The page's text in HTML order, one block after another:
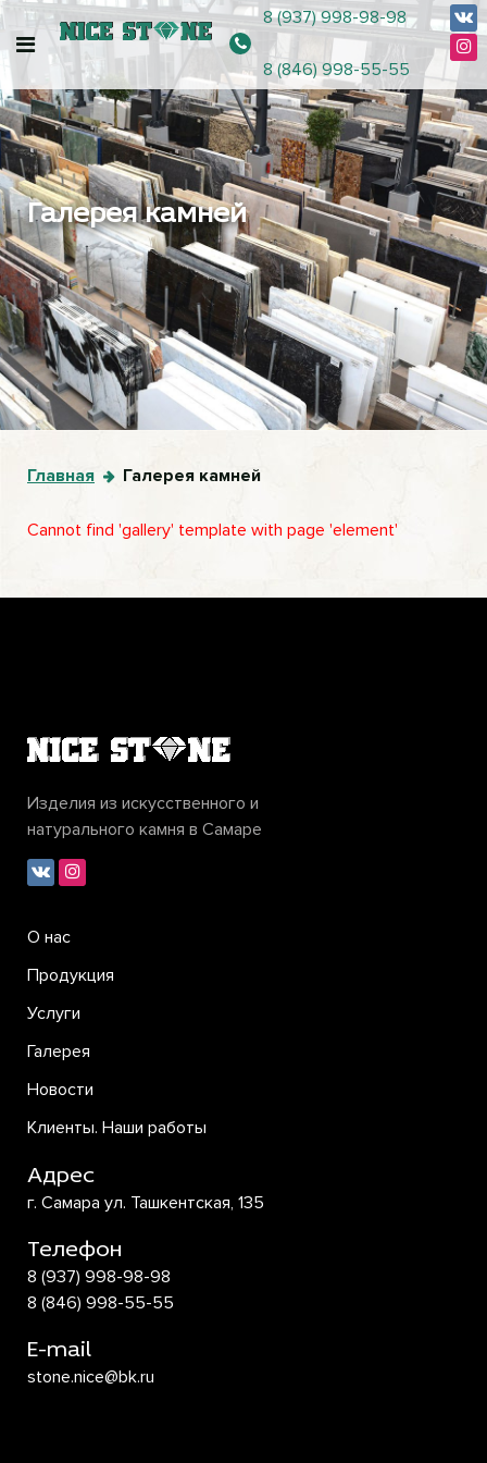
8 (937) 998-98-98
8 (846) 998-55-55
Галерея камней
Главная Галерея камней
Cannot find 'gallery' template with page 'element'
Изделия из искусственного и
натурального камня в Самаре
О нас
Продукция
Услуги
Галерея
Новости
Клиенты. Наши работы
Адрес
г. Самара ул. Ташкентская, 135
Телефон
8 (937) 998-98-98
8 (846) 998-55-55
E-mail
stone.nice@bk.ru